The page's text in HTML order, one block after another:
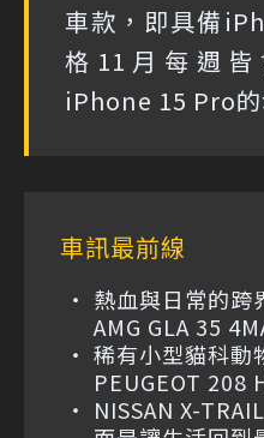
車款，即具備
格11月每週
iPhone 15 Pro的
車訊最前線
熱血與日常的
AMG GLA 35
稀有小型貓科動
PEUGEOT 208
NISSAN X-